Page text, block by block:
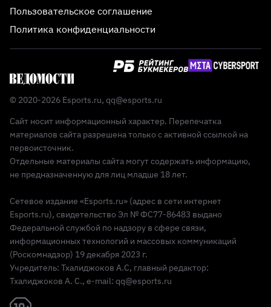
Пользовательское соглашение
Политика конфиденциальности
© 2020-2026 Esports.ru, qq@esports.ru
Сайт носит информационный характер. Перепечатка
материалов сайта разрешена только с активной ссылкой на
первоисточник.
Отдельные материалы сайта могут содержать информацию,
не предназначенную для лиц младше 18 лет.
Сетевое издание «Esports.ru» (адрес в сети интернет
Esports.ru), свидетельство Эл № ФС77-86483 выдано
Федеральной службой по надзору в сфере связи,
информационных технологий и массовых коммуникаций
(Роскомнадзор) 19 декабря 2023 г.
Учредитель: Тхалиджоков А.С, главный редактор:
Тхалиджоков А. С., e-mail: qq@esports.ru